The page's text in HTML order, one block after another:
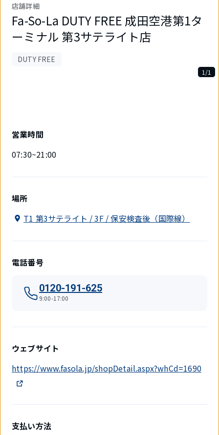
店舗詳細
Fa-So-La DUTY FREE 成田空港第1タ
ーミナル 第3サテライト店
DUTY FREE
1/1
営業時間
07:30~21:00
場所
T1 第3サテライト / 3F / 保安検査後（国際線）
電話番号
0120-191-625
9:00-17:00
ウェブサイト
https://www.fasola.jp/shopDetail.aspx?whCd=1690
支払い方法